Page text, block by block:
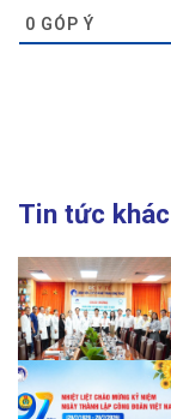
0 GÓP Ý
Tin tức khác